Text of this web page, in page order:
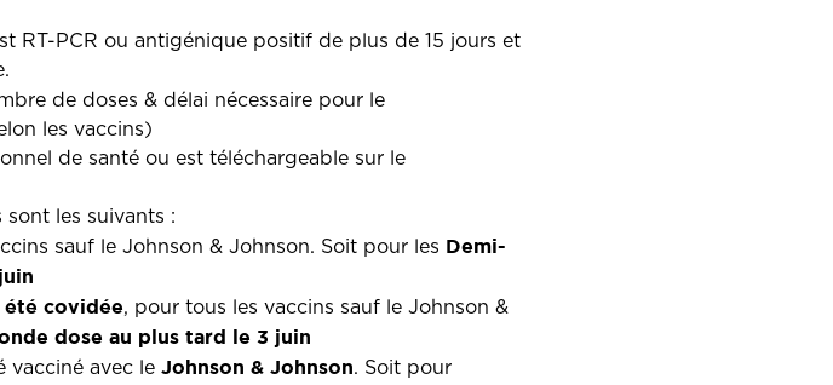
RT-PCR ou antigénique positif de plus de 15 jours et
de doses & délai nécessaire pour le
les vaccins)
de santé ou est téléchargeable sur le
sont les suivants :
sauf le Johnson & Johnson. Soit pour les Demi-
été covidée, pour tous les vaccins sauf le Johnson &
dose au plus tard le 3 juin
vacciné avec le Johnson & Johnson. Soit pour